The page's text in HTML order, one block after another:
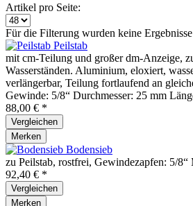
Artikel pro Seite:
Für die Filterung wurden keine
Peilstab
mit cm-Teilung und großer dm-Anzeige,
Wasserständen. Aluminium, eloxiert,
verlängerbar, Teilung fortlaufend an
Gewinde: 5/8“ Durchmesser: 25 mm
88,00 € *
Vergleichen
Merken
Bodensieb
zu Peilstab, rostfrei, Gewindezapfen: 5/
92,40 € *
Vergleichen
Merken